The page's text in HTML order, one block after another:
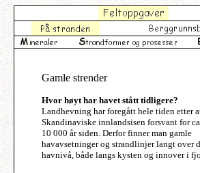
Gamle strender
Hvor høyt har havet stått tidligere?
Landhevning har foregått hele tiden etter
Skandinaviske innlandsisen forsvant for
10 000 år siden. Derfor finner man gamle
havavsetninger og strandlinjer langt over
havnivå, både langs kysten og innover i